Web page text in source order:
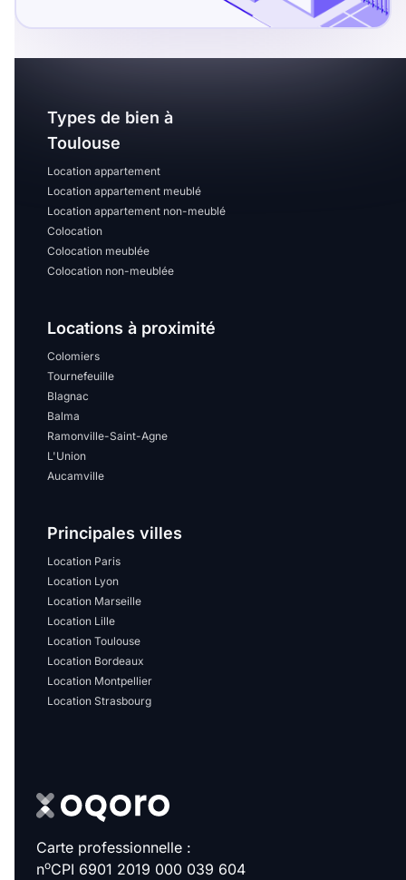
Types de bien à
Toulouse
Location appartement
Location appartement meublé
Location appartement non-meublé
Colocation
Colocation meublée
Colocation non-meublée
Locations à proximité
Colomiers
Tournefeuille
Blagnac
Balma
Ramonville-Saint-Agne
L'Union
Aucamville
Principales villes
Location Paris
Location Lyon
Location Marseille
Location Lille
Location Toulouse
Location Bordeaux
Location Montpellier
Location Strasbourg
Carte professionnelle :
noCPI 6901 2019 000 039 604